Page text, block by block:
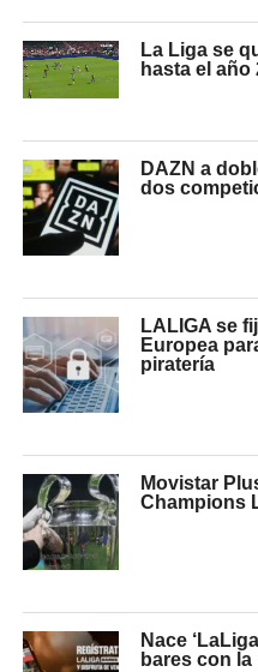
La Liga se
hasta el año
DAZN a
dos
LALIGA se
Europea
piratería
Movistar
Champions
Nace
bares con